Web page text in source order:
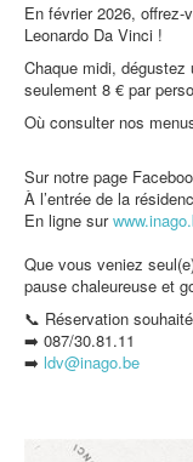
En février 2026, offrez-
Leonardo Da Vinci !
Chaque midi,
seulement 8 € par
Où consulter nos
Sur notre page
À l’entrée de la
En ligne sur
Que vous veniez
pause chaleureuse et
📞 Réservation
➡️ 087/30.81.11
➡️ ldv@inago.be